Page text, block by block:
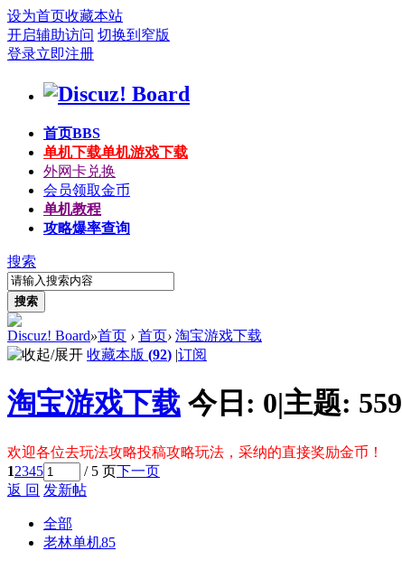
设为首页收藏本站
开启辅助访问 切换到窄版
登录立即注册
首页BBS
单机下载单机游戏下载
外网卡兑换
会员领取金币
单机教程
攻略爆率查询
搜索
搜索
Discuz! Board»首页 › 首页› 淘宝游戏下载
收藏本版 (92) |订阅
淘宝游戏下载 今日: 0|主题: 559
欢迎各位去玩法攻略投稿攻略玩法，采纳的直接奖励金币！
12345 / 5 页下一页
返 回 发新帖
全部
老林单机85